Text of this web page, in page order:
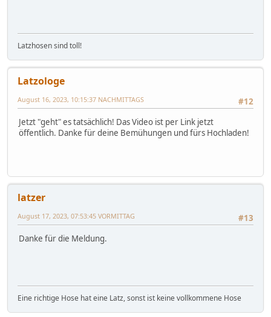
Latzhosen sind toll!
Latzologe
#12
August 16, 2023, 10:15:37 NACHMITTAGS
Jetzt "geht" es tatsächlich! Das Video ist per Link jetzt
öffentlich. Danke für deine Bemühungen und fürs Hochladen!
latzer
#13
August 17, 2023, 07:53:45 VORMITTAG
Danke für die Meldung.
Eine richtige Hose hat eine Latz, sonst ist keine vollkommene Hose